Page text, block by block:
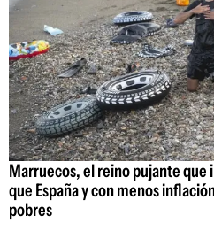
Marruecos, el reino pujante que
que España y con menos
pobres